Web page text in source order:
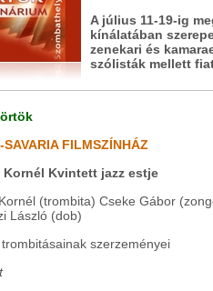
A július 11-19-ig
kínálatában
zenekari és
szólisták mellett
FILMSZÍNHÁZ
Kornél Kvintett jazz estje
(trombita) Cseke Gábor
László (dob)
szerzeményei